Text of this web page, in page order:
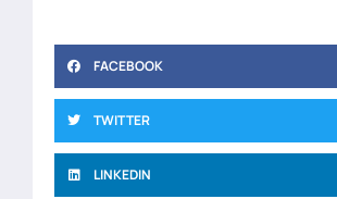
FACEBOOK
TWITTER
LINKEDIN